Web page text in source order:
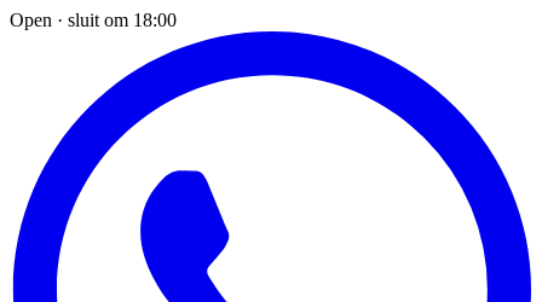
Open · sluit om 18:00